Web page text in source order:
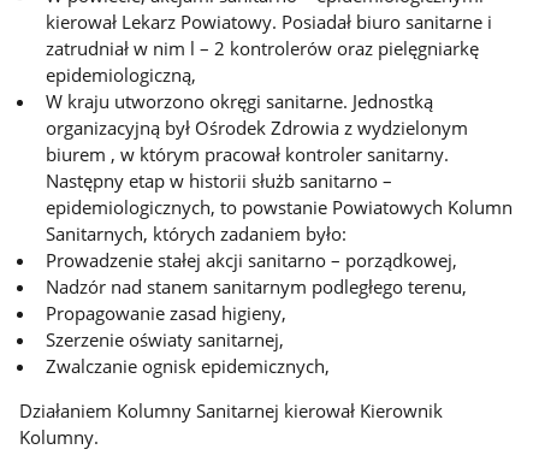
kierował Lekarz Powiatowy. Posiadał biuro sanitarne i
zatrudniał w nim l – 2 kontrolerów oraz pielęgniarkę
epidemiologiczną,
W kraju utworzono okręgi sanitarne. Jednostką
organizacyjną był Ośrodek Zdrowia z wydzielonym
biurem , w którym pracował kontroler sanitarny.
Następny etap w historii służb sanitarno –
epidemiologicznych, to powstanie Powiatowych Kolumn
Sanitarnych, których zadaniem było:
Prowadzenie stałej akcji sanitarno – porządkowej,
Nadzór nad stanem sanitarnym podległego terenu,
Propagowanie zasad higieny,
Szerzenie oświaty sanitarnej,
Zwalczanie ognisk epidemicznych,
Działaniem Kolumny Sanitarnej kierował Kierownik
Kolumny.